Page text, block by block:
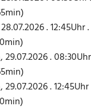
. 12:45Uhr .
.
. 12:45Uhr